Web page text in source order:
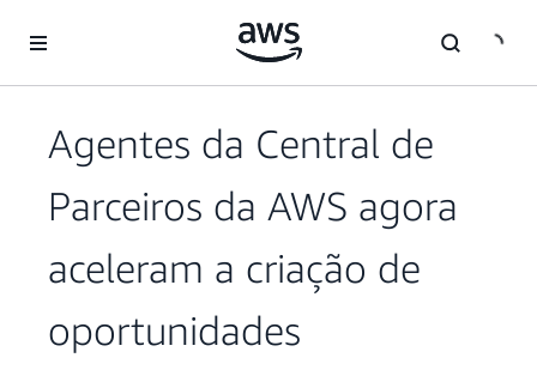
Pular para o conteúdo principal
Agentes da Central de
Parceiros da AWS agora
aceleram a criação de
oportunidades